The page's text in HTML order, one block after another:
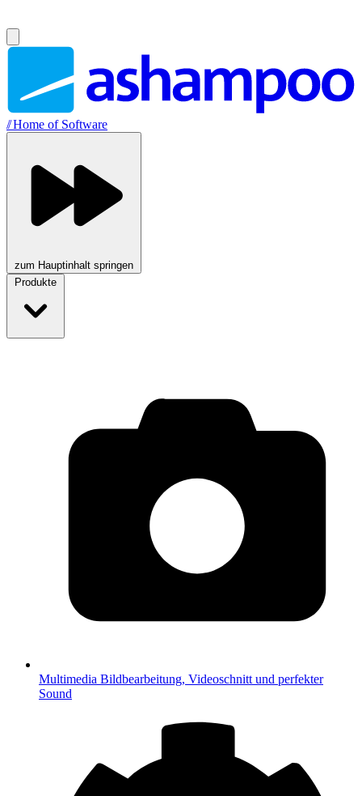
//Home of Software
zum Hauptinhalt springen
Produkte
Multimedia Bildbearbeitung, Videoschnitt und perfekter
Sound